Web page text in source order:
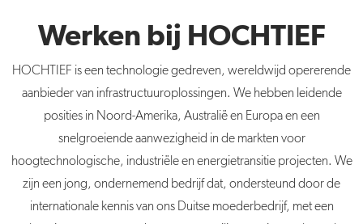
Werken bij HOCHTIEF
HOCHTIEF is een technologie gedreven, wereldwijd opererende
aanbieder van infrastructuuroplossingen. We hebben leidende
posities in Noord-Amerika, Australië en Europa en een
snelgroeiende aanwezigheid in de markten voor
hoogtechnologische, industriële en energietransitie projecten. We
zijn een jong, ondernemend bedrijf dat, ondersteund door de
internationale kennis van ons Duitse moeder­bedrijf, met een